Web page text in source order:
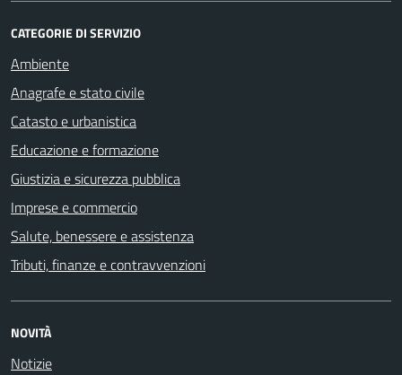
CATEGORIE DI SERVIZIO
Ambiente
Anagrafe e stato civile
Catasto e urbanistica
Educazione e formazione
Giustizia e sicurezza pubblica
Imprese e commercio
Salute, benessere e assistenza
Tributi, finanze e contravvenzioni
NOVITÀ
Notizie